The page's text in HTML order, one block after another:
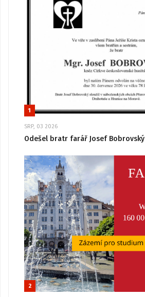
1
SRP, 03 2026
Odešel bratr farář Josef Bobrovský
2